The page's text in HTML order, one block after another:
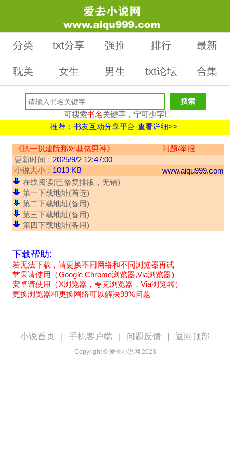
分类 txt分享 强推 排行 最新
耽美 女生 男生 txt论坛 合集
可搜索书名关键字，宁可少字!
推荐：书友互动分享平台-查看详细>>
《扒一扒建院那对基佬男神》
问题/举报
更新时间： 2025/9/2 12:47:00
小说大小： 1013 KB
www.aiqu999.com
在线阅读(已修复排版，无错)
第一下载地址(首选)
第二下载地址(备用)
第三下载地址(备用)
第四下载地址(备用)
下载帮助:
若无法下载，请更换不同网络和不同浏览器再试
苹果请使用（Google Chrome浏览器,Via浏览器）
安卓请使用（X浏览器，夸克浏览器，Via浏览器）
更换浏览器和更换网络可以解决99%问题
小说首页 | 手机客户端 | 问题反馈 | 返回顶部
Copyright © 爱去小说网 2023